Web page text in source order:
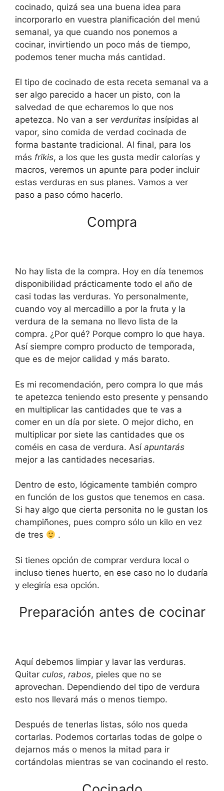
cocinado, quizá sea una buena idea para
incorporarlo en vuestra planificación del menú
semanal, ya que cuando nos ponemos a
cocinar, invirtiendo un poco más de tiempo,
podemos tener mucha más cantidad.
El tipo de cocinado de esta receta semanal va a
ser algo parecido a hacer un pisto, con la
salvedad de que echaremos lo que nos
apetezca. No van a ser verduritas insípidas al
vapor, sino comida de verdad cocinada de
forma bastante tradicional. Al final, para los
más frikis, a los que les gusta medir calorías y
macros, veremos un apunte para poder incluir
estas verduras en sus planes. Vamos a ver
paso a paso cómo hacerlo.
Compra
No hay lista de la compra. Hoy en día tenemos
disponibilidad prácticamente todo el año de
casi todas las verduras. Yo personalmente,
cuando voy al mercadillo a por la fruta y la
verdura de la semana no llevo lista de la
compra. ¿Por qué? Porque compro lo que haya.
Así siempre compro producto de temporada,
que es de mejor calidad y más barato.
Es mi recomendación, pero compra lo que más
te apetezca teniendo esto presente y pensando
en multiplicar las cantidades que te vas a
comer en un día por siete. O mejor dicho, en
multiplicar por siete las cantidades que os
coméis en casa de verdura. Así apuntarás
mejor a las cantidades necesarias.
Dentro de esto, lógicamente también compro
en función de los gustos que tenemos en casa.
Si hay algo que cierta personita no le gustan los
champiñones, pues compro sólo un kilo en vez
de tres
.
Si tienes opción de comprar verdura local o
incluso tienes huerto, en ese caso no lo dudaría
y elegiría esa opción.
Preparación antes de cocinar
Aquí debemos limpiar y lavar las verduras.
Quitar culos, rabos, pieles que no se
aprovechan. Dependiendo del tipo de verdura
esto nos llevará más o menos tiempo.
Después de tenerlas listas, sólo nos queda
cortarlas. Podemos cortarlas todas de golpe o
dejarnos más o menos la mitad para ir
cortándolas mientras se van cocinando el resto.